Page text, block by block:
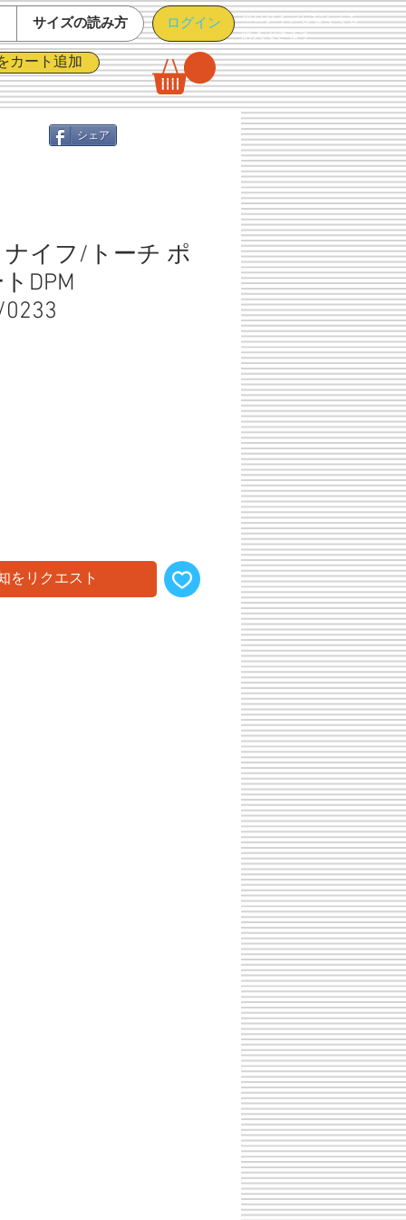
サイズの読み方
カート追加
ログイン
※ログインしなくても
購入できます
イフ/トーチ ポ
DPM
をリクエスト
シェア